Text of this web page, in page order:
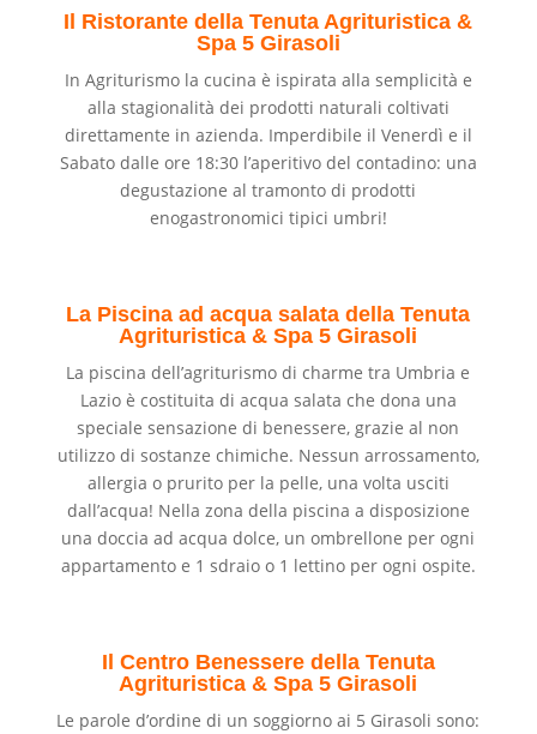
Il Ristorante della Tenuta Agrituristica &
Spa 5 Girasoli
In Agriturismo la cucina è ispirata alla semplicità e
alla stagionalità dei prodotti naturali coltivati
direttamente in azienda. Imperdibile il Venerdì e il
Sabato dalle ore 18:30 l’aperitivo del contadino: una
degustazione al tramonto di prodotti
enogastronomici tipici umbri!
La Piscina ad acqua salata della Tenuta
Agrituristica & Spa 5 Girasoli
La piscina dell’agriturismo di charme tra Umbria e
Lazio è costituita di acqua salata che dona una
speciale sensazione di benessere, grazie al non
utilizzo di sostanze chimiche. Nessun arrossamento,
allergia o prurito per la pelle, una volta usciti
dall’acqua! Nella zona della piscina a disposizione
una doccia ad acqua dolce, un ombrellone per ogni
appartamento e 1 sdraio o 1 lettino per ogni ospite.
Il Centro Benessere della Tenuta
Agrituristica & Spa 5 Girasoli
Le parole d’ordine di un soggiorno ai 5 Girasoli sono: